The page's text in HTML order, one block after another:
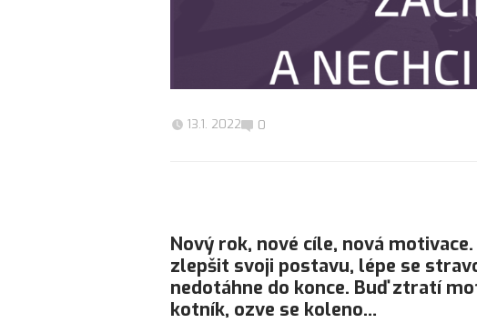
13.1. 2022 0
Nový rok, nové cíle, nová
zlepšit svoji postavu, lépe se
nedotáhne do konce. Buď ztratí
kotník, ozve se koleno…